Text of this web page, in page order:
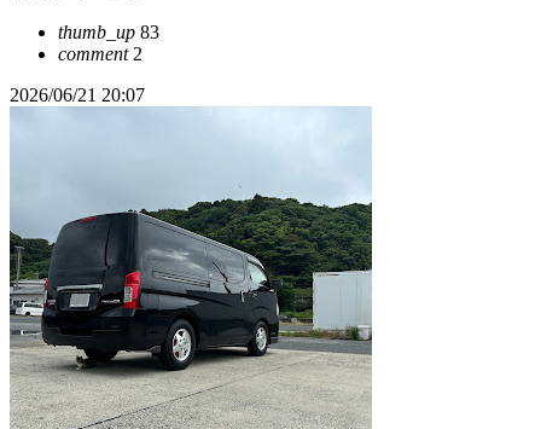
thumb_up 83
comment2
2026/06/21 20:07